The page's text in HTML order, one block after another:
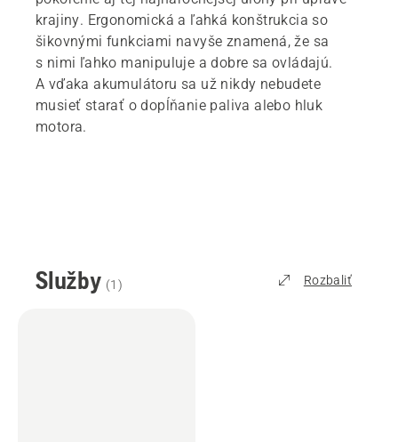
krajiny. Ergonomická a ľahká konštrukcia so
šikovnými funkciami navyše znamená, že sa
s nimi ľahko manipuluje a dobre sa ovládajú.
A vďaka akumulátoru sa už nikdy nebudete
musieť starať o dopĺňanie paliva alebo hluk
motora.
Služby (1 ) Rozbaliť